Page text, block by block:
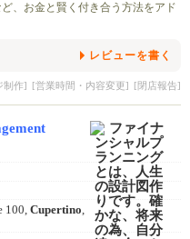
、お金と賢く付き合う方法をアド
レビューを書く
制作] [営業時間・内容変更] [閉店報告]
100, Cupertino,